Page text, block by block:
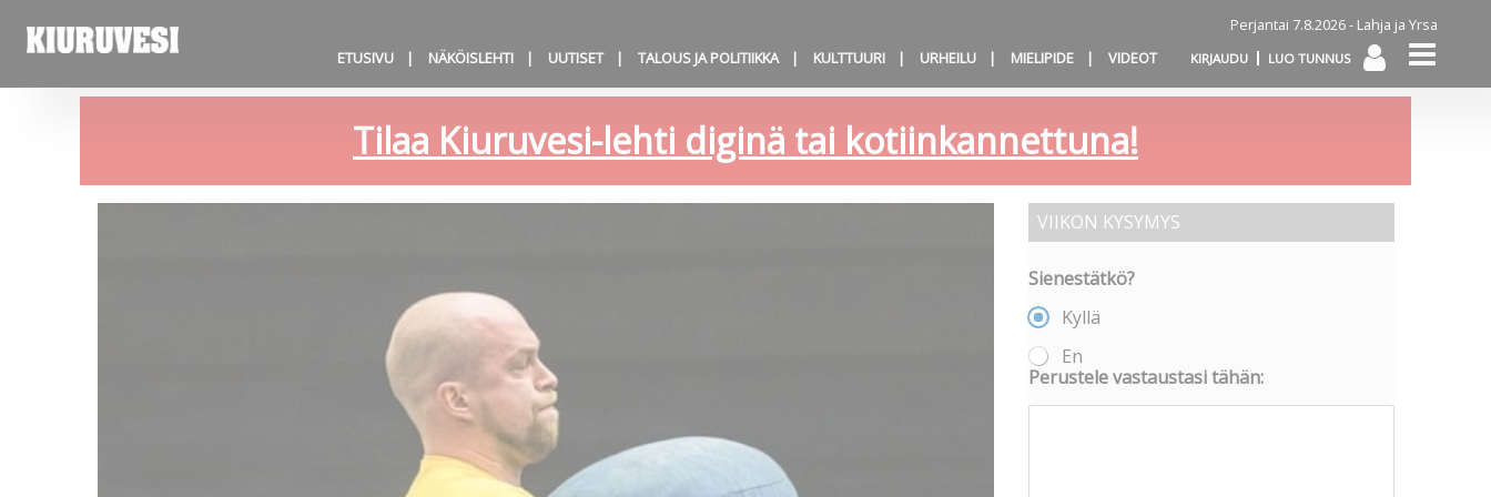
Perjantai 7.8.2026 - Lahja ja Yrsa
ETUSIVU
NÄKÖISLEHTI UUTISET TALOUS JA POLITIIKKA KULTTUURI URHEILU MIELIPIDE VIDEOT KIRJAUDU LUO TUNNUS
Tilaa Kiuruvesi-lehti diginä tai kotiinkannettuna!
VIIKON KYSYMYS
Sienestätkö?
Kyllä
En
Perustele vastaustasi tähän: